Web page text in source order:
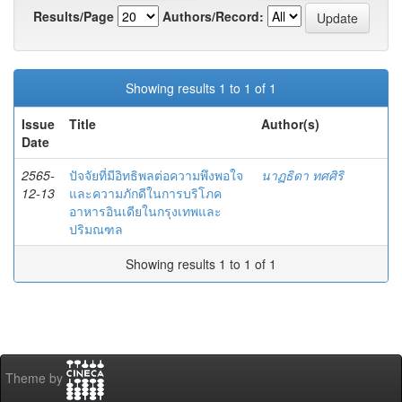
Results/Page
Authors/Record:
Showing results 1 to 1 of 1
Issue
Date
Title Author(s)
2565-
12-13
ปัจจัยที่มีอิทธิพลต่อความพึงพอใจ
และความภักดีในการบริโภค
อาหารอินเดียในกรุงเทพและ
ปริมณฑล
นาฏธิดา ทศศิริ
Showing results 1 to 1 of 1
Theme by